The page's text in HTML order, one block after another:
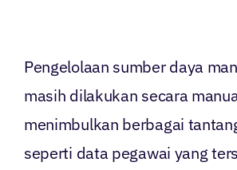
Pengelolaan sumber daya
masih dilakukan secara
menimbulkan berbagai
seperti data pegawai yang